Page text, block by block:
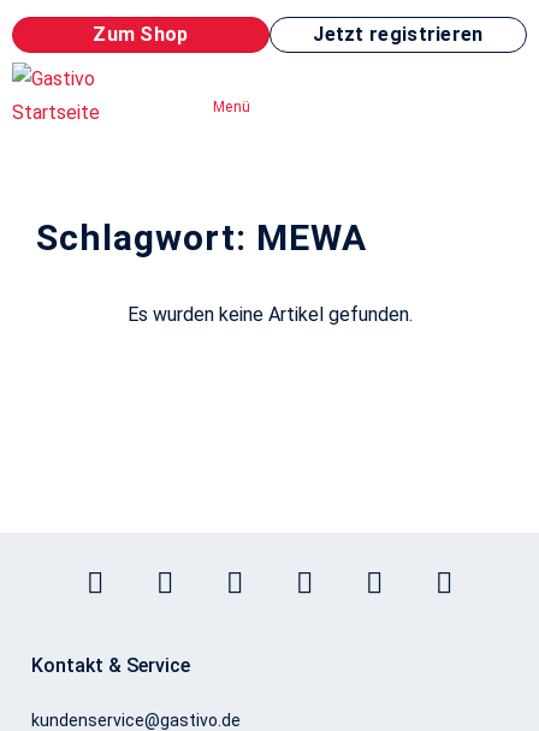
Zum Shop Jetzt registrieren
Menü
Schlagwort: MEWA
Es wurden keine Artikel gefunden.
Kontakt & Service
kundenservice@gastivo.de